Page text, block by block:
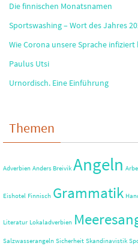
Die finnischen Monatsnamen
Sportswashing – Wort des Jahres
Wie Corona unsere Sprache infiziert
Paulus Utsi
Urnordisch. Eine Einführung
Themen
Adverbien Anders Breivik Angeln
Eishotel Finnisch Grammatik
Literatur Lokaladverbien
Salzwasserangeln Sicherheit Skandinavistik